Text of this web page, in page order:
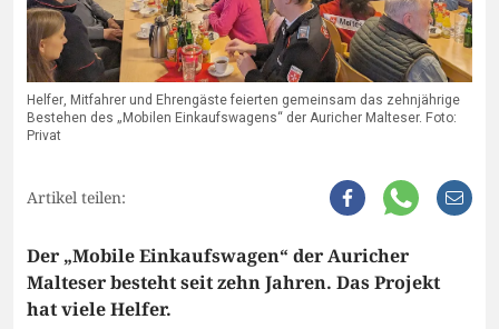
Helfer, Mitfahrer und Ehrengäste feierten gemeinsam das zehnjährige
Bestehen des „Mobilen Einkaufswagens“ der Auricher Malteser. Foto:
Privat
Artikel teilen:
Der „Mobile Einkaufswagen“ der Auricher
Malteser besteht seit zehn Jahren. Das Projekt
hat viele Helfer.